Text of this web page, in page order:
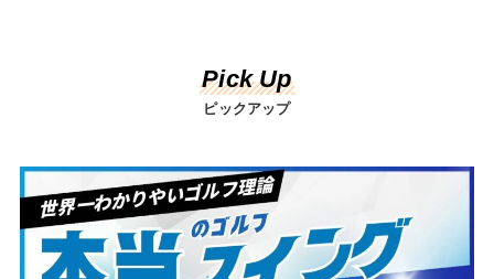
Pick Up
ピックアップ